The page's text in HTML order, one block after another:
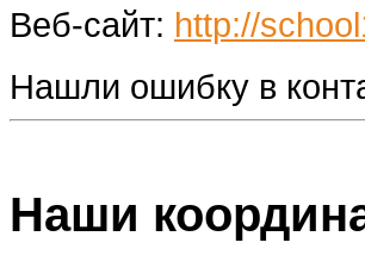
Веб-сайт: http://
Нашли ошибку в
Наши